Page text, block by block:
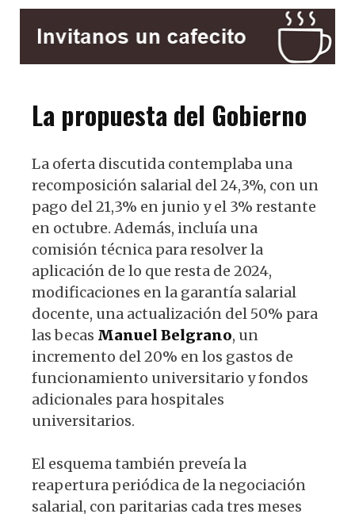
La propuesta del Gobierno
La oferta discutida contemplaba una
recomposición salarial del 24,3%, con un
pago del 21,3% en junio y el 3% restante
en octubre. Además, incluía una
comisión técnica para resolver la
aplicación de lo que resta de 2024,
modificaciones en la garantía salarial
docente, una actualización del 50% para
las becas Manuel Belgrano, un
incremento del 20% en los gastos de
funcionamiento universitario y fondos
adicionales para hospitales
universitarios.
El esquema también preveía la
reapertura periódica de la negociación
salarial, con paritarias cada tres meses